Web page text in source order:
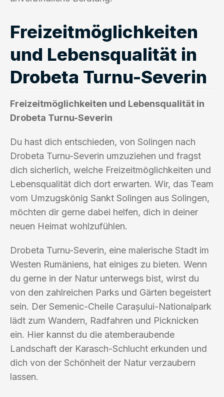
Freizeitmöglichkeiten
und Lebensqualität in
Drobeta Turnu-Severin
Freizeitmöglichkeiten und Lebensqualität in
Drobeta Turnu-Severin
Du hast dich entschieden, von Solingen nach
Drobeta Turnu-Severin umzuziehen und fragst
dich sicherlich, welche Freizeitmöglichkeiten und
Lebensqualität dich dort erwarten. Wir, das Team
vom Umzugskönig Sankt Solingen aus Solingen,
möchten dir gerne dabei helfen, dich in deiner
neuen Heimat wohlzufühlen.
Drobeta Turnu-Severin, eine malerische Stadt im
Westen Rumäniens, hat einiges zu bieten. Wenn
du gerne in der Natur unterwegs bist, wirst du
von den zahlreichen Parks und Gärten begeistert
sein. Der Semenic-Cheile Carașului-Nationalpark
lädt zum Wandern, Radfahren und Picknicken
ein. Hier kannst du die atemberaubende
Landschaft der Karasch-Schlucht erkunden und
dich von der Schönheit der Natur verzaubern
lassen.